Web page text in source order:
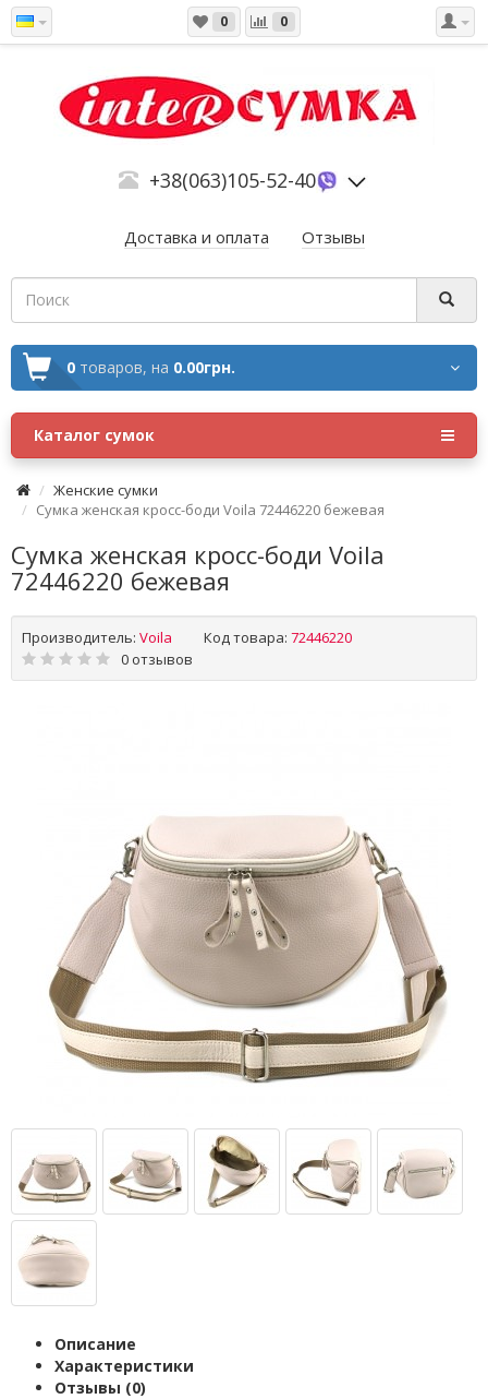
0 0
+38(063)105-52-40
Доставка и оплата Отзывы
0 товаров, на 0.00грн.
Каталог сумок
Женские сумки
Сумка женская кросс-боди Voila 72446220 бежевая
Сумка женская кросс-боди Voila
72446220 бежевая
Производитель: Voila Код товара: 72446220
0 отзывов
Описание
Характеристики
Отзывы (0)